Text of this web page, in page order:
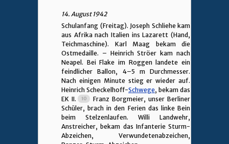
14. August 1942
Schulanfang (Freitag). Joseph Schliehe kam
aus Afrika nach Italien ins Lazarett (Hand,
Teichmaschine). Karl Maag bekam die
Ostmedaille. – Heinrich Ströer kam nach
Neapel. Bei Flake im Roggen landete ein
feindlicher Ballon, 4–5 m Durchmesser.
Nach einigen Minute stieg er wieder auf.
Heinrich Scheckelhoff-Schwege, bekam das
EK II.
Franz Borgmeier, unser Berliner
Schüler, brach in den Ferien das linke Bein
beim Stelzenlaufen. Willi Landwehr,
Anstreicher, bekam das Infanterie Sturm-
Abzeichen, Verwundetenabzeichen,